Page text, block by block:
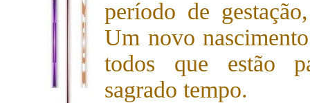
período de
Um novo
todos que estão
sagrado tempo.